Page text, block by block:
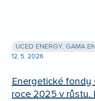
UCED ENERGY, GAMA
12. 5. 2026
Energetické fondy
roce 2025 v růstu.